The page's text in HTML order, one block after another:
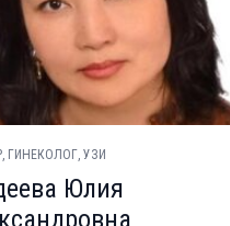
ГИНЕКОЛОГ, УЗИ
Юлия